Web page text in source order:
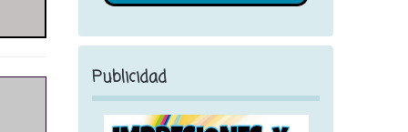
Publicidad